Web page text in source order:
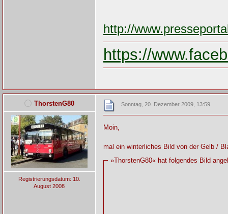
http://
https://
ThorstenG80
Registrierungsdatum: 10.
August 2008
Sonntag, 20. Dezember 2009, 13:59
Moin,
mal ein winterliches Bild von der Gelb /
»ThorstenG80« hat folgendes Bild